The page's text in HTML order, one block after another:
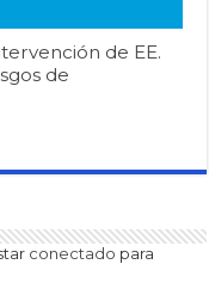
de EE.
de
conectado para